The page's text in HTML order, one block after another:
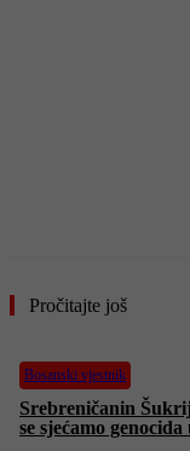
Pročitajte još
Bosanski vjestnik
Srebreničanin
se sjećamo